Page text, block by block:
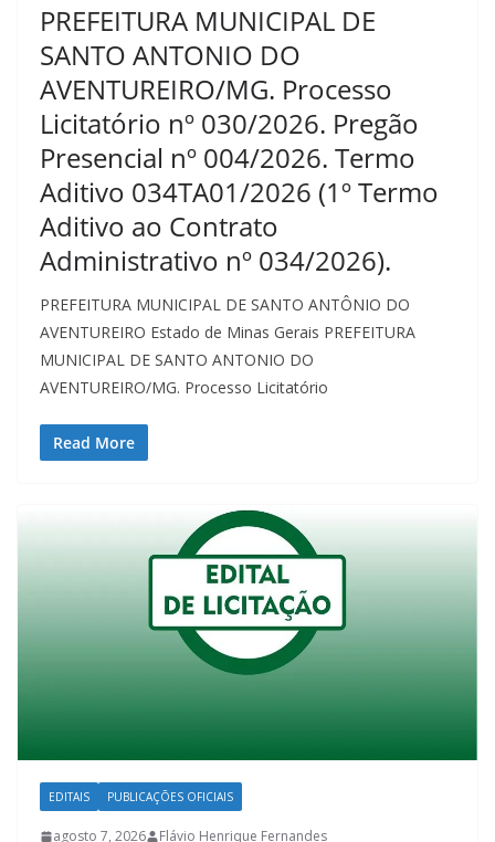
PREFEITURA MUNICIPAL DE
SANTO ANTONIO DO
AVENTUREIRO/MG. Processo
Licitatório nº 030/2026. Pregão
Presencial nº 004/2026. Termo
Aditivo 034TA01/2026 (1º Termo
Aditivo ao Contrato
Administrativo nº 034/2026).
PREFEITURA MUNICIPAL DE SANTO ANTÔNIO DO
AVENTUREIRO Estado de Minas Gerais PREFEITURA
MUNICIPAL DE SANTO ANTONIO DO
AVENTUREIRO/MG. Processo Licitatório
Read More
EDITAIS PUBLICAÇÕES OFICIAIS
agosto 7, 2026 Flávio Henrique Fernandes